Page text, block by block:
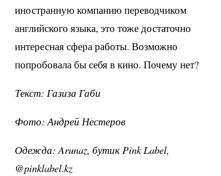
иностранную компанию переводчиком
английского языка, это тоже достаточно
интересная сфера работы. Возможно
попробовала бы себя в кино. Почему нет?
Текст: Газиза Габи
Фото: Андрей Нестеров
Одежда: Arunaz, бутик Pink Label,
@pinklabel.kz